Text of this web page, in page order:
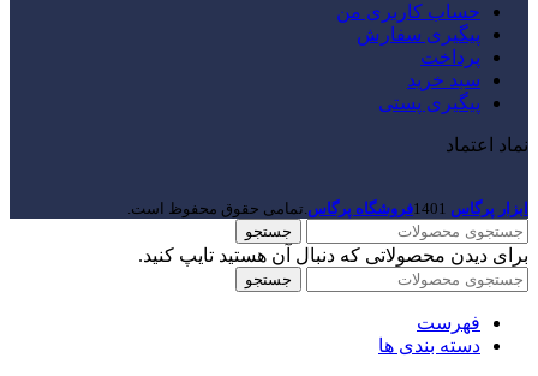
حساب کاربری من
پیگیری سفارش
پرداخت
سبد خرید
پیگیری پستی
نماد اعتماد
ابزار پرگاس 1401فروشگاه پرگاس.تمامی حقوق محفوظ است.
جستجو
برای دیدن محصولاتی که دنبال آن هستید تایپ کنید.
جستجو
فهرست
دسته بندی ها